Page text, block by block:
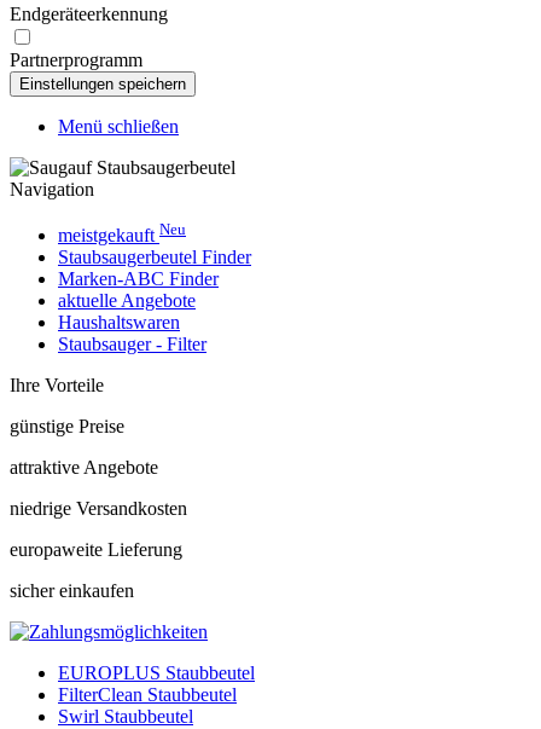
Endgeräteerkennung
Partnerprogramm
Menü schließen
Navigation
meistgekauft Neu
Staubsaugerbeutel Finder
Marken-ABC Finder
aktuelle Angebote
Haushaltswaren
Staubsauger - Filter
Ihre Vorteile
günstige Preise
attraktive Angebote
niedrige Versandkosten
europaweite Lieferung
sicher einkaufen
EUROPLUS Staubbeutel
FilterClean Staubbeutel
Swirl Staubbeutel